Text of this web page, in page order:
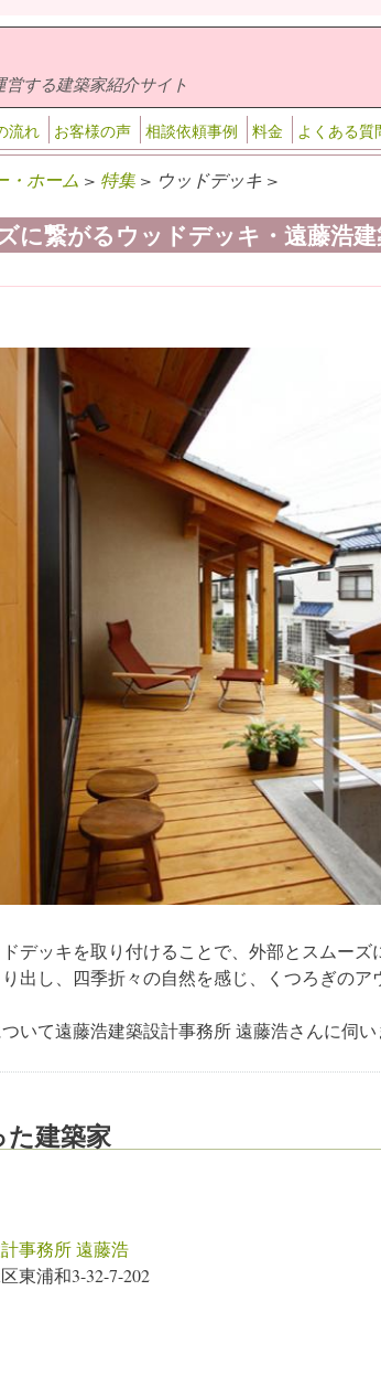
する建築家紹介サイト
流れ お客様の声 相談依頼事例 料金 よくある質
・ホーム > 特集> ウッドデッキ >
に繋がるウッドデッキ・遠藤浩
デッキを取り付けることで、外部とスムー
出し、四季折々の自然を感じ、くつろぎの
いて遠藤浩建築設計事務所 遠藤浩さんに伺
建築家
事務所 遠藤浩
東浦和3-32-7-202